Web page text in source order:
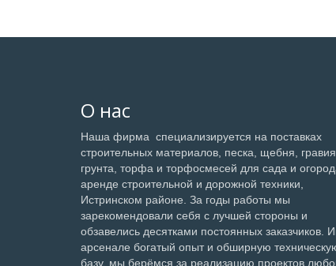
О нас
Наша фирма специализируется на поставках
строительных материалов, песка, щебня, гравия,
грунта, торфа и торфосмесей для сада и
аренде строительной и дорожной техники,
Истринском районе. За годы работы мы
зарекомендовали себя с лучшей стороны и
обзавелись десятками постоянных заказчиков.
арсенале богатый опыт и обширную
базу, мы берёмся за реализацию проектов